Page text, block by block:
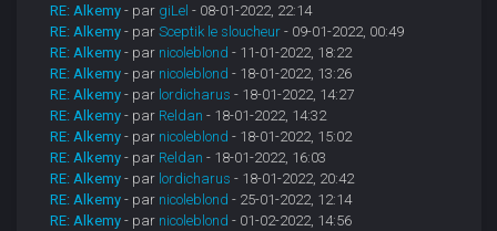
RE: Alkemy - par giLel - 08-01-2022, 22:14
RE: Alkemy - parSceptik le sloucheur - 09-01-2022, 00:49
RE: Alkemy - par nicoleblond - 11-01-2022, 18:22
RE: Alkemy - par nicoleblond - 18-01-2022, 13:26
RE: Alkemy - par lordicharus - 18-01-2022, 14:27
RE: Alkemy - par Reldan - 18-01-2022, 14:32
RE: Alkemy - par nicoleblond - 18-01-2022, 15:02
RE: Alkemy - par Reldan - 18-01-2022, 16:03
RE: Alkemy - par lordicharus - 18-01-2022, 20:42
RE: Alkemy - par nicoleblond - 25-01-2022, 12:14
RE: Alkemy - par nicoleblond - 01-02-2022, 14:56